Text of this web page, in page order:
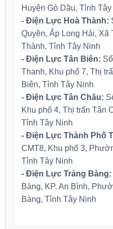
Huyện Gò Dầu, Tỉnh
- Điện Lực Hoà Thành:
Quyền, Ấp Long Hải, Xã
Thành, Tỉnh Tây Ninh
- Điện Lực Tân Biên:
Thanh, Khu phố 7, Thị
Biên, Tỉnh Tây Ninh
- Điện Lực Tân Châu:
Khu phố 4, Thị trấn Tân
Tỉnh Tây Ninh
- Điện Lực Thành Phố
CMT8, Khu phố 3,
Tỉnh Tây Ninh
- Điện Lực Trảng Bàng:
Bàng, KP. An Bình,
Bàng, Tỉnh Tây Ninh